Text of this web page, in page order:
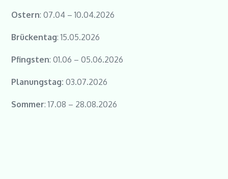
Ostern: 07.04 – 10.04.2026
Brückentag: 15.05.2026
Pfingsten: 01.06 – 05.06.2026
Planungstag: 03.07.2026
Sommer: 17.08 – 28.08.2026